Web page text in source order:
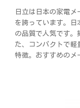
日立は日本の家電
を誇っています。日
の品質で人気です。
た、コンパクトで
特徴。おすすめのメ